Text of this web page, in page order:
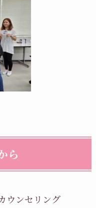
ら
ウンセリング